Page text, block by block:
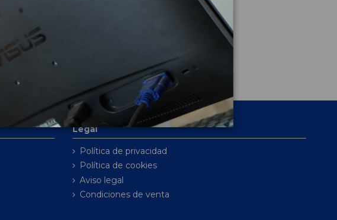
Legal
Política de privacidad
Política de cookies
Aviso legal
Condiciones de venta